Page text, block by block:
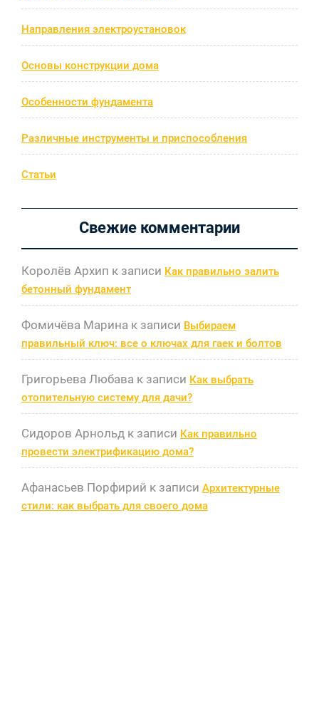
Направления электроустановок
Основы конструкции дома
Особенности фундамента
Различные инструменты и приспособления
Статьи
Свежие комментарии
Королёв Архип к записи Как правильно залить
бетонный фундамент
Фомичёва Марина к записи Выбираем
правильный ключ: все о ключах для гаек и болтов
Григорьева Любава к записи Как выбрать
отопительную систему для дачи?
Сидоров Арнольд к записи Как правильно
провести электрификацию дома?
Афанасьев Порфирий к записи Архитектурные
стили: как выбрать для своего дома